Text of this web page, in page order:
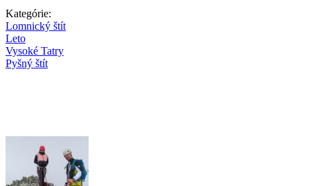
Kategórie:
Lomnický štít
Leto
Vysoké Tatry
Pyšný štít